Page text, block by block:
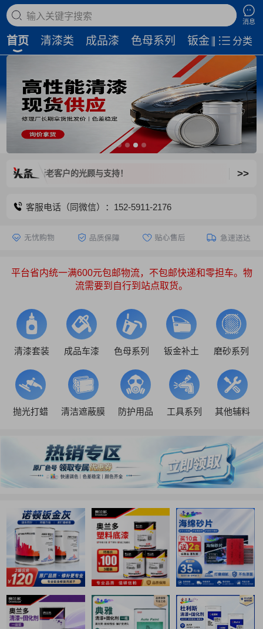
搜索商品
消息
首页 清漆类 成品漆 色母系列 钣金补土 磨
分类
迎新老客户的光顾与支持！ >>
客服电话（同微信）：152-5911-2176
平台省内统一满600元包邮物流，不包邮快递和零担车。物
流需要到自行到站点取货。
清漆套装 成品车漆 色母系列 钣金补土 磨砂系列
抛光打蜡 清洁遮蔽膜 防护用品 工具系列 其他辅料